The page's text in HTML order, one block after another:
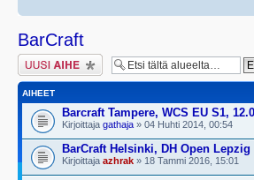
BarCraft
Lähetä uusi viesti
AIHEET
Barcraft Tampere, WCS EU S1,
Kirjoittaja gathaja » 04 Huhti 2014, 00:54
BarCraft Helsinki, DH Open Lepzig
Kirjoittaja azhrak » 18 Tammi 2016, 15:01